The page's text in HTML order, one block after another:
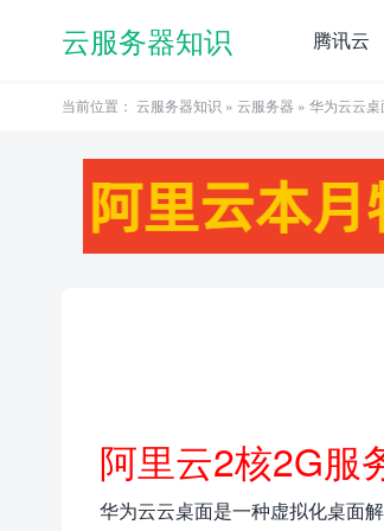
云服务器知识 腾讯云
当前位置： 云服务器知识 » 云服务器 » 华为云云
阿里云2核2G服
华为云云桌面是一种虚拟化桌面